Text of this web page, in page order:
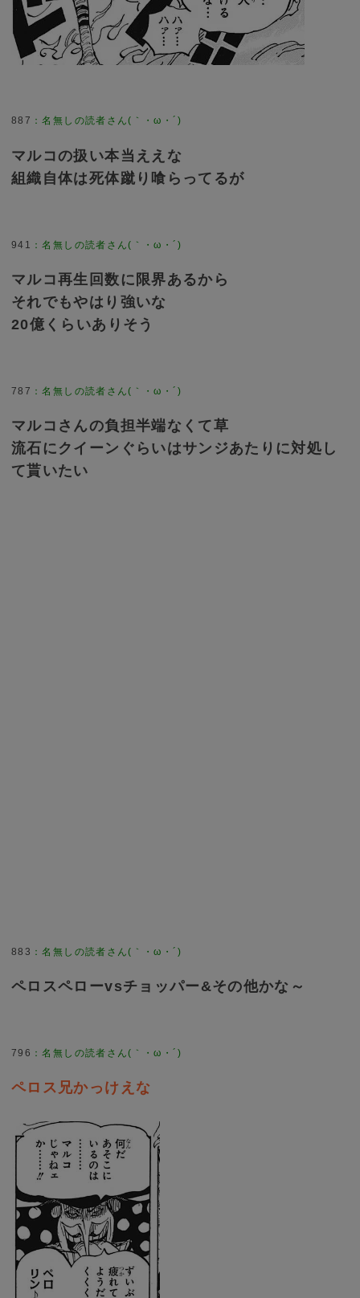
887 ：名無しの読者さん(｀・ω・´)
マルコの扱い本当ええな
組織自体は死体蹴り喰らってるが
941 ：名無しの読者さん(｀・ω・´)
マルコ再生回数に限界あるから
それでもやはり強いな
20億くらいありそう
787 ：名無しの読者さん(｀・ω・´)
マルコさんの負担半端なくて草
流石にクイーンぐらいはサンジあたりに対処し
て貰いたい
883 ：名無しの読者さん(｀・ω・´)
ペロスペローvsチョッパー&その他かな～
796 ：名無しの読者さん(｀・ω・´)
ペロス兄かっけえな